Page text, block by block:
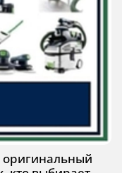
оригинальный